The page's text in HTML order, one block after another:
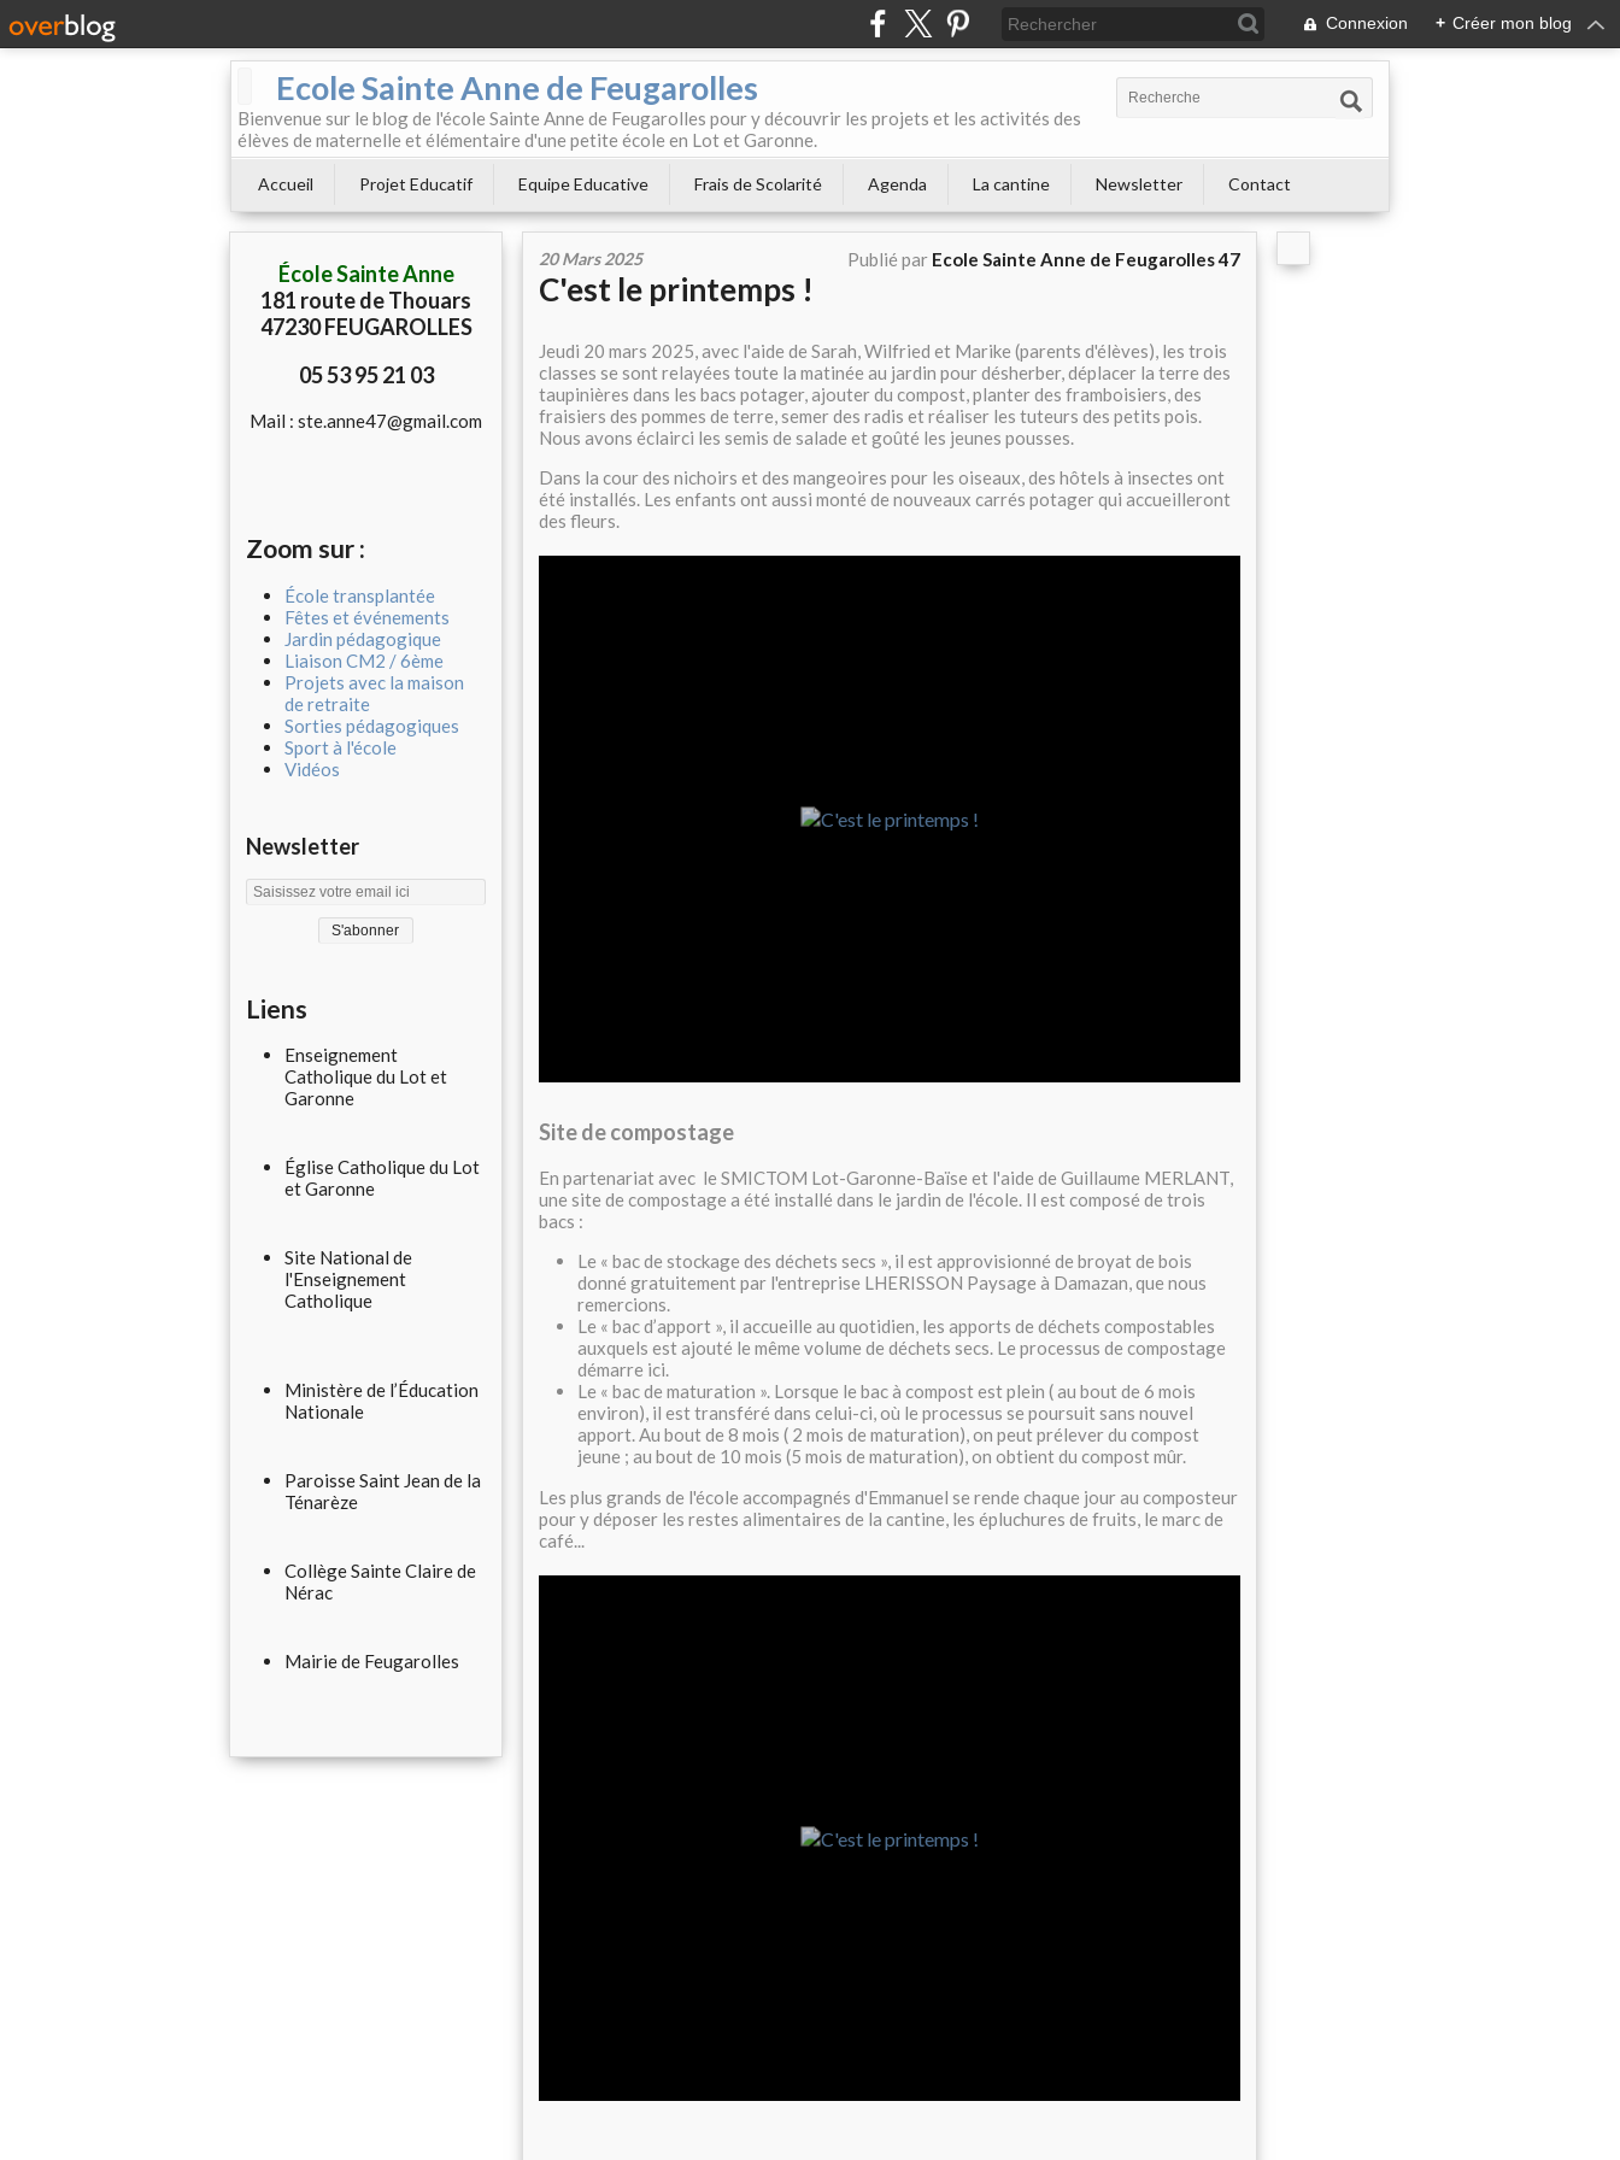
Connexion + Créer mon blog
Ecole Sainte Anne de Feugarolles
Bienvenue sur le blog de l'école Sainte Anne de Feugarolles pour y découvrir les projets et les activités des
élèves de maternelle et élémentaire d'une petite école en Lot et Garonne.
Accueil Projet Educatif Equipe Educative Frais de Scolarité Agenda La cantine Newsletter Contact
École Sainte Anne
181 route de Thouars
47230 FEUGAROLLES
05 53 95 21 03
Mail : ste.anne47@gmail.com
Zoom sur :
École transplantée
Fêtes et événements
Jardin pédagogique
Liaison CM2 / 6ème
Projets avec la maison
de retraite
Sorties pédagogiques
Sport à l'école
Vidéos
Newsletter
Liens
Enseignement
Catholique du Lot et
Garonne
Église Catholique du Lot
et Garonne
Site National de
l'Enseignement
Catholique
Ministère de l’Éducation
Nationale
Paroisse Saint Jean de la
Ténarèze
Collège Sainte Claire de
Nérac
Mairie de Feugarolles
20 Mars 2025 Publié par Ecole Sainte Anne de Feugarolles 47
C'est le printemps !
Jeudi 20 mars 2025, avec l'aide de Sarah, Wilfried et Marike (parents d'élèves), les trois
classes se sont relayées toute la matinée au jardin pour désherber, déplacer la terre des
taupinières dans les bacs potager, ajouter du compost, planter des framboisiers, des
fraisiers des pommes de terre, semer des radis et réaliser les tuteurs des petits pois.
Nous avons éclairci les semis de salade et goûté les jeunes pousses.
Dans la cour des nichoirs et des mangeoires pour les oiseaux, des hôtels à insectes ont
été installés. Les enfants ont aussi monté de nouveaux carrés potager qui accueilleront
des fleurs.
Site de compostage
En partenariat avec le SMICTOM Lot-Garonne-Baïse et l'aide de Guillaume MERLANT,
une site de compostage a été installé dans le jardin de l'école. Il est composé de trois
bacs :
Le « bac de stockage des déchets secs », il est approvisionné de broyat de bois
donné gratuitement par l'entreprise LHERISSON Paysage à Damazan, que nous
remercions.
Le « bac d’apport », il accueille au quotidien, les apports de déchets compostables
auxquels est ajouté le même volume de déchets secs. Le processus de compostage
démarre ici.
Le « bac de maturation ». Lorsque le bac à compost est plein ( au bout de 6 mois
environ), il est transféré dans celui-ci, où le processus se poursuit sans nouvel
apport. Au bout de 8 mois ( 2 mois de maturation), on peut prélever du compost
jeune ; au bout de 10 mois (5 mois de maturation), on obtient du compost mûr.
Les plus grands de l'école accompagnés d'Emmanuel se rende chaque jour au composteur
pour y déposer les restes alimentaires de la cantine, les épluchures de fruits, le marc de
café...